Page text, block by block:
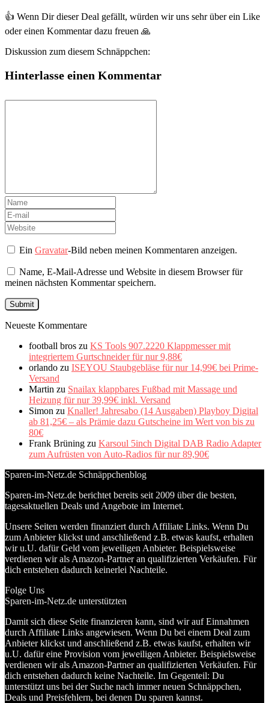
👍 Wenn Dir dieser Deal gefällt, würden wir uns sehr über ein Like
oder einen Kommentar dazu freuen 🙏
Diskussion zum diesem Schnäppchen:
Hinterlasse einen Kommentar
EinGravatar-Bild neben meinen Kommentaren anzeigen.
Name, E-Mail-Adresse und Website in diesem Browser für
meinen nächsten Kommentar speichern.
Neueste Kommentare
football bros zu KS Tools 907.2220 Klappmesser mit
integriertem Gurtschneider für nur 9,88€
orlando zu ISEYOU Staubgebläse für nur 14,99€ bei Prime-
Versand
Martin zu Snailax klappbares Fußbad mit Massage und
Heizung für nur 39,99€ inkl. Versand
Simon zu Knaller! Jahresabo (14 Ausgaben) Playboy Digital
ab 81,25€ – als Prämie dazu Gutscheine im Wert von bis zu
80€
Frank Brüning zu Karsoul 5inch Digital DAB Radio Adapter
zum Aufrüsten von Auto-Radios für nur 89,90€
Sparen-im-Netz.de Schnäppchenblog
Sparen-im-Netz.de berichtet bereits seit 2009 über die besten,
tagesaktuellen Deals und Angebote im Internet.
Unsere Seiten werden finanziert durch Affiliate Links. Wenn Du
zum Anbieter klickst und anschließend z.B. etwas kaufst, erhalten
wir u.U. dafür Geld vom jeweiligen Anbieter. Beispielsweise
verdienen wir als Amazon-Partner an qualifizierten Verkäufen. Für
dich entstehen dadurch keinerlei Nachteile.
Folge Uns
Sparen-im-Netz.de unterstützten
Damit sich diese Seite finanzieren kann, sind wir auf Einnahmen
durch Affiliate Links angewiesen. Wenn Du bei einem Deal zum
Anbieter klickst und anschließend z.B. etwas kaufst, erhalten wir
u.U. dafür eine Provision vom jeweiligen Anbieter. Beispielsweise
verdienen wir als Amazon-Partner an qualifizierten Verkäufen. Für
dich entstehen dadurch keine Nachteile. Im Gegenteil: Du
unterstützt uns bei der Suche nach immer neuen Schnäppchen,
Deals und Preisfehlern, bei denen Du sparen kannst.